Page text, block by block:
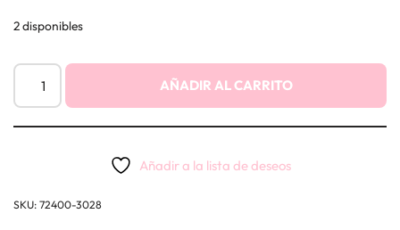
2 disponibles
AÑADIR AL CARRITO
Añadir a la lista de deseos
SKU: 72400-3028